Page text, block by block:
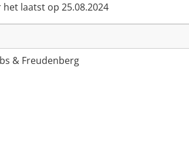
het laatst op 25.08.2024
& Freudenberg